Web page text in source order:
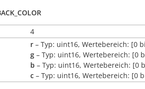
4
r – Typ: uint16, Wertebereich: [0
g – Typ: uint16, Wertebereich: [0
b – Typ: uint16, Wertebereich: [0
c – Typ: uint16, Wertebereich: [0